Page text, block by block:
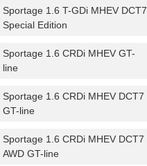
Sportage 1.6 T-GDi MHEV DCT7
Special Edition
Sportage 1.6 CRDi MHEV GT-
line
Sportage 1.6 CRDi MHEV DCT7
GT-line
Sportage 1.6 CRDi MHEV DCT7
AWD GT-line